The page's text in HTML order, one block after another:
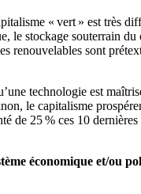
« vert » est très
le stockage souterrain
renouvelables sont
technologie est
le capitalisme
de 25 % ces 10
économique et/ou